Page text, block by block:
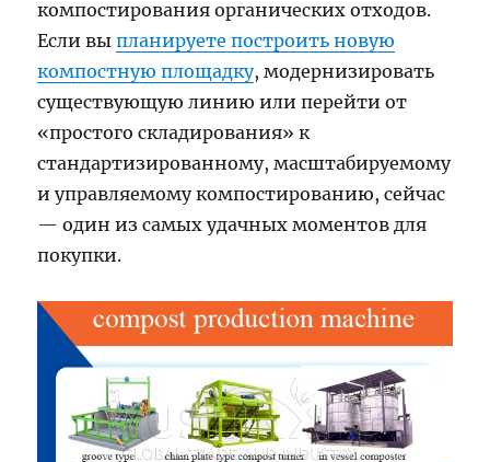
компостирования органических отходов.
Если выпланируете построить новую
компостную площадку, модернизировать
существующую линию или перейти от
«простого складирования» к
стандартизированному, масштабируемому
и управляемому компостированию, сейчас
— один из самых удачных моментов для
покупки.